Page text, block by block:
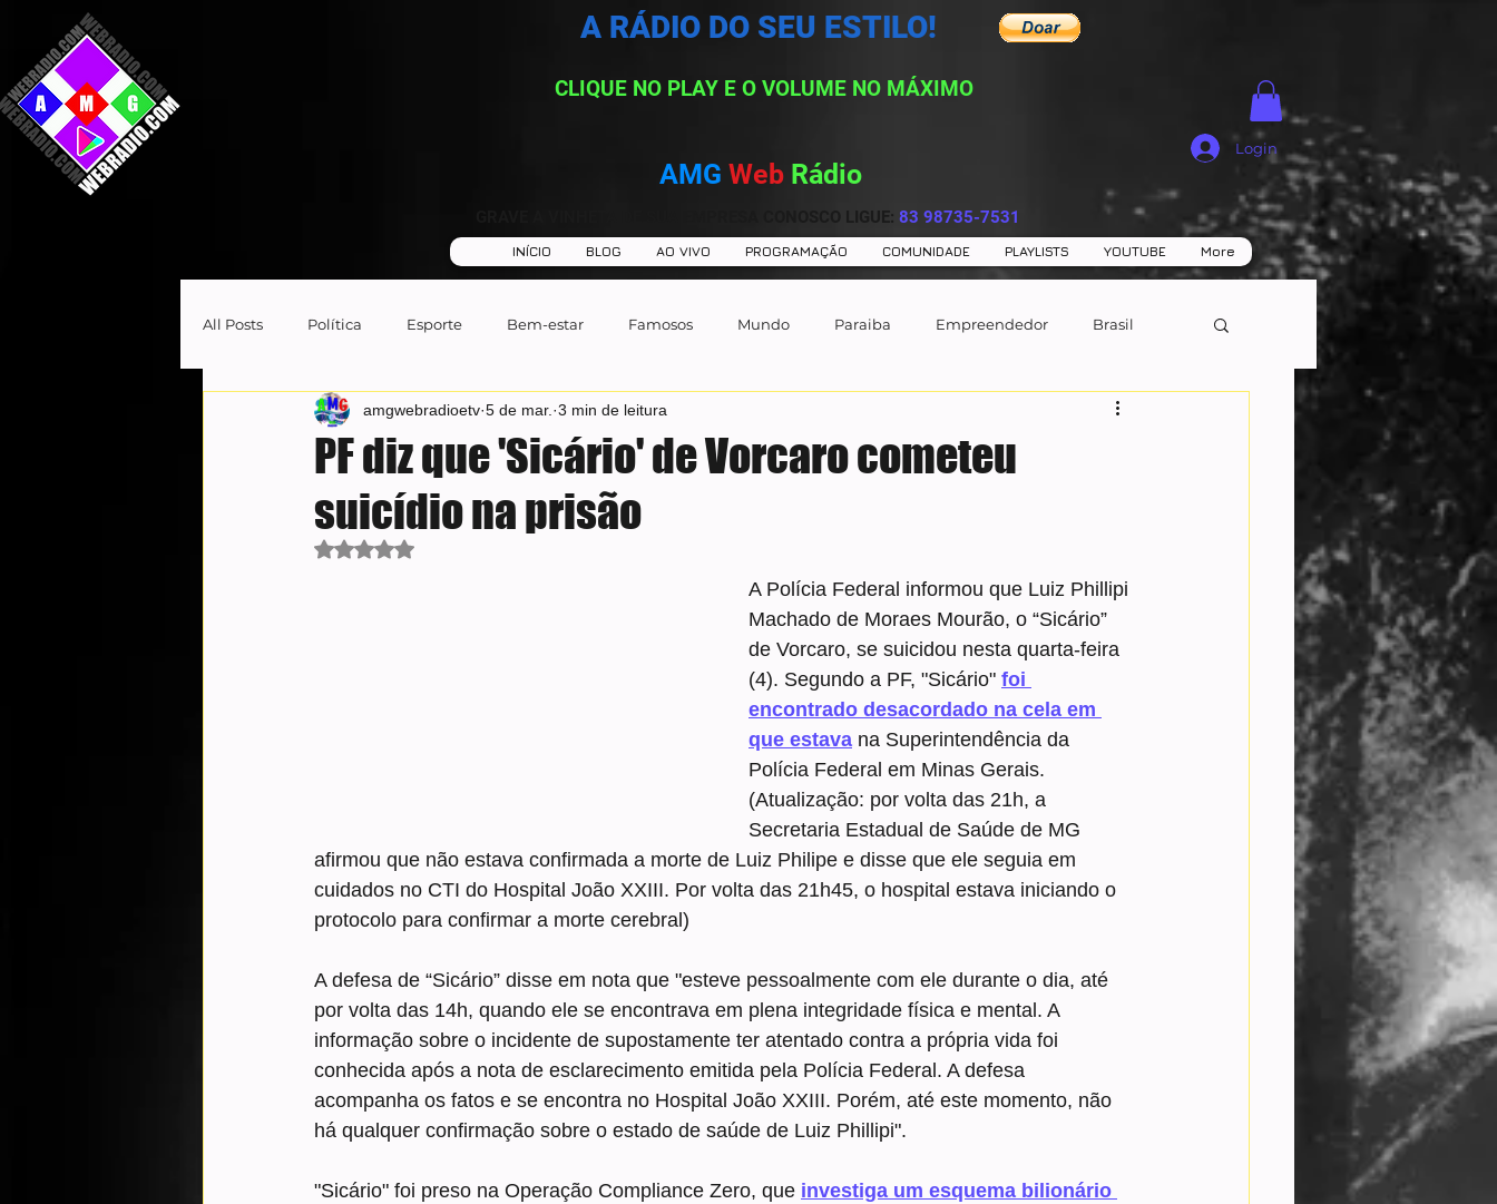
CLIQUE NO PLAY E O VOLUME NO MÁXIMO
AMG Web Rádio
GRAVE A VINHETA DE SUA EMPRESA CONOSCO LIGUE: 83 98735-7531
A RÁDIO DO SEU ESTILO!
Login
INÍCIO BLOG AO VIVO PROGRAMAÇÃO COMUNIDADE PLAYLISTS YOUTUBE More
All Posts Política Esporte Bem-estar Famosos Mundo Paraiba Empreendedor Brasil
PF diz que 'Sicário' de Vorcaro cometeu
suicídio na prisão
amgwebradioetv 5 de mar. 3 min de leitura
Avaliado com NaN de 5 estrelas.
A Polícia Federal informou que Luiz Phillipi
Machado de Moraes Mourão, o “Sicário”
de Vorcaro, se suicidou nesta quarta-feira
(4). Segundo a PF, "Sicário" foi
encontrado desacordado na cela em
que estava na Superintendência da
Polícia Federal em Minas Gerais.
(Atualização: por volta das 21h, a
Secretaria Estadual de Saúde de MG
afirmou que não estava confirmada a morte de Luiz Philipe e disse que ele seguia em
cuidados no CTI do Hospital João XXIII. Por volta das 21h45, o hospital estava iniciando o
protocolo para confirmar a morte cerebral)
A defesa de “Sicário” disse em nota que "esteve pessoalmente com ele durante o dia, até
por volta das 14h, quando ele se encontrava em plena integridade física e mental. A
informação sobre o incidente de supostamente ter atentado contra a própria vida foi
conhecida após a nota de esclarecimento emitida pela Polícia Federal. A defesa
acompanha os fatos e se encontra no Hospital João XXIII. Porém, até este momento, não
há qualquer confirmação sobre o estado de saúde de Luiz Phillipi".
"Sicário" foi preso na Operação Compliance Zero, que investiga um esquema bilionário